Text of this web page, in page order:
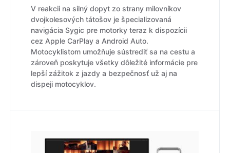
V reakcii na silný dopyt zo strany milovníkov
dvojkolesových tátošov je špecializovaná
navigácia Sygic pre motorky teraz k dispozícii
cez Apple CarPlay a Android Auto.
Motocyklistom umožňuje sústrediť sa na cestu a
zároveň poskytuje všetky dôležité informácie pre
lepší zážitok z jazdy a bezpečnosť už aj na
dispeji motocyklov.